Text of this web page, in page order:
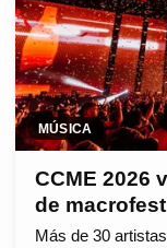
MÚSICA
CCME 2026
de
Más de 30